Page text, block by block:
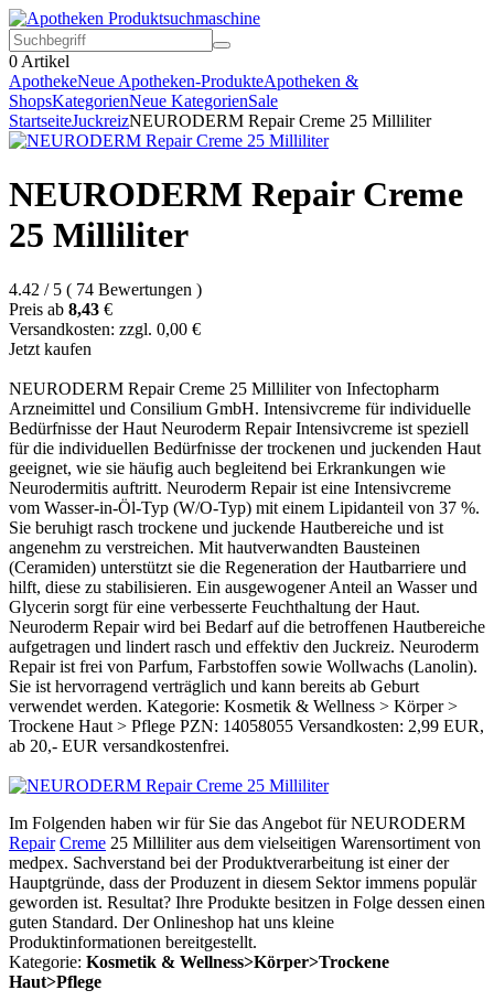
0 Artikel
ApothekeNeue Apotheken-ProdukteApotheken &
ShopsKategorienNeue KategorienSale
StartseiteJuckreizNEURODERM Repair Creme 25 Milliliter
NEURODERM Repair Creme
25 Milliliter
4.42 / 5 ( 74 Bewertungen )
Preis ab 8,43 €
Versandkosten: zzgl. 0,00 €
Jetzt kaufen
NEURODERM Repair Creme 25 Milliliter von Infectopharm
Arzneimittel und Consilium GmbH. Intensivcreme für individuelle
Bedürfnisse der Haut Neuroderm Repair Intensivcreme ist speziell
für die individuellen Bedürfnisse der trockenen und juckenden Haut
geeignet, wie sie häufig auch begleitend bei Erkrankungen wie
Neurodermitis auftritt. Neuroderm Repair ist eine Intensivcreme
vom Wasser-in-Öl-Typ (W/O-Typ) mit einem Lipidanteil von 37 %.
Sie beruhigt rasch trockene und juckende Hautbereiche und ist
angenehm zu verstreichen. Mit hautverwandten Bausteinen
(Ceramiden) unterstützt sie die Regeneration der Hautbarriere und
hilft, diese zu stabilisieren. Ein ausgewogener Anteil an Wasser und
Glycerin sorgt für eine verbesserte Feuchthaltung der Haut.
Neuroderm Repair wird bei Bedarf auf die betroffenen Hautbereiche
aufgetragen und lindert rasch und effektiv den Juckreiz. Neuroderm
Repair ist frei von Parfum, Farbstoffen sowie Wollwachs (Lanolin).
Sie ist hervorragend verträglich und kann bereits ab Geburt
verwendet werden. Kategorie: Kosmetik & Wellness > Körper >
Trockene Haut > Pflege PZN: 14058055 Versandkosten: 2,99 EUR,
ab 20,- EUR versandkostenfrei.
Im Folgenden haben wir für Sie das Angebot für NEURODERM
Repair Creme 25 Milliliter aus dem vielseitigen Warensortiment von
medpex. Sachverstand bei der Produktverarbeitung ist einer der
Hauptgründe, dass der Produzent in diesem Sektor immens populär
geworden ist. Resultat? Ihre Produkte besitzen in Folge dessen einen
guten Standard. Der Onlineshop hat uns kleine
Produktinformationen bereitgestellt.
Kategorie: Kosmetik & Wellness>Körper>Trockene
Haut>Pflege